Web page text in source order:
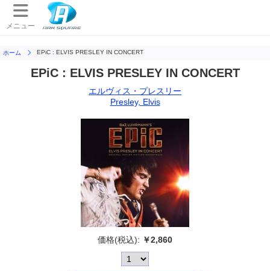
メニュー
ホーム EPiC : ELVIS PRESLEY IN CONCERT
EPiC : ELVIS PRESLEY IN CONCERT
エルヴィス・プレスリー
Presley, Elvis
価格(税込): ￥2,860